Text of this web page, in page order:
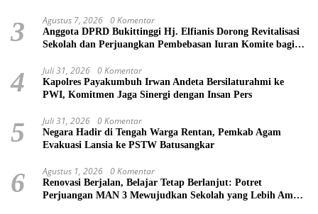
3 Agustus 7, 2026 0 Komentar
Anggota DPRD Bukittinggi Hj. Elfianis Dorong Revitalisasi
Sekolah dan Perjuangkan Pembebasan Iuran Komite bagi
4 Juli 31, 2026 0 Komentar
Kapolres Payakumbuh Irwan Andeta Bersilaturahmi ke
PWI, Komitmen Jaga Sinergi dengan Insan Pers
5 Juli 31, 2026 0 Komentar
Negara Hadir di Tengah Warga Rentan, Pemkab Agam
Evakuasi Lansia ke PSTW Batusangkar
6 Agustus 1, 2026 0 Komentar
Renovasi Berjalan, Belajar Tetap Berlanjut: Potret
Perjuangan MAN 3 Mewujudkan Sekolah yang Lebih Aman